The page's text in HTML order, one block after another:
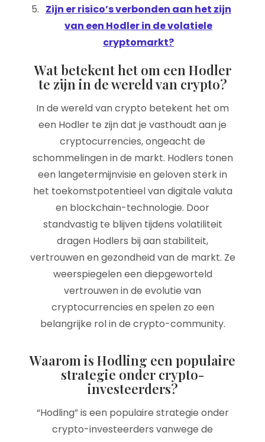
Zijn er risico’s verbonden aan het zijn
van een Hodler in de volatiele
cryptomarkt?
Wat betekent het om een Hodler
te zijn in de wereld van crypto?
In de wereld van crypto betekent het om
een Hodler te zijn dat je vasthoudt aan je
cryptocurrencies, ongeacht de
schommelingen in de markt. Hodlers tonen
een langetermijnvisie en geloven sterk in
het toekomstpotentieel van digitale valuta
en blockchain-technologie. Door
standvastig te blijven tijdens volatiliteit
dragen Hodlers bij aan stabiliteit,
vertrouwen en gezondheid van de markt. Ze
weerspiegelen een diepgeworteld
vertrouwen in de evolutie van
cryptocurrencies en spelen zo een
belangrijke rol in de crypto-community.
Waarom is Hodling een populaire
strategie onder crypto-
investeerders?
“Hodling” is een populaire strategie onder
crypto-investeerders vanwege de